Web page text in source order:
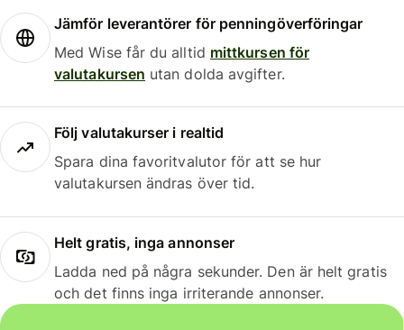
Jämför leverantörer för penningöverföringar
Med Wise får du alltid mittkursen för
valutakursen utan dolda avgifter.
Följ valutakurser i realtid
Spara dina favoritvalutor för att se hur
valutakursen ändras över tid.
Helt gratis, inga annonser
Ladda ned på några sekunder. Den är helt gratis
och det finns inga irriterande annonser.